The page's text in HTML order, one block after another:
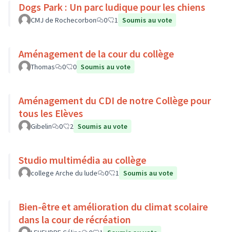
Dogs Park : Un parc ludique pour les chiens
CMJ de Rochecorbon 0 1 Soumis au vote
Aménagement de la cour du collège
Thomas 0 0 Soumis au vote
Aménagement du CDI de notre Collège pour
tous les Elèves
Gibelin 0 2 Soumis au vote
Studio multimédia au collège
college Arche du lude 0 1 Soumis au vote
Bien-être et amélioration du climat scolaire
dans la cour de récréation